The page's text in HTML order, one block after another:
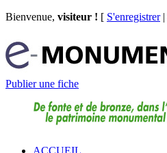
Bienvenue, visiteur ! [ S'enregistrer|
Publier une fiche
ACCUEIL